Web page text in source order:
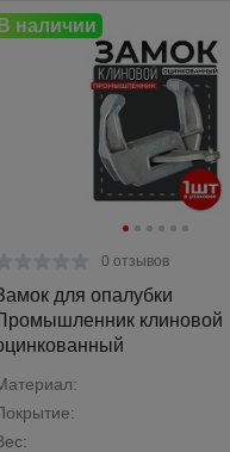
0 отзывов
для опалубки
клиновой